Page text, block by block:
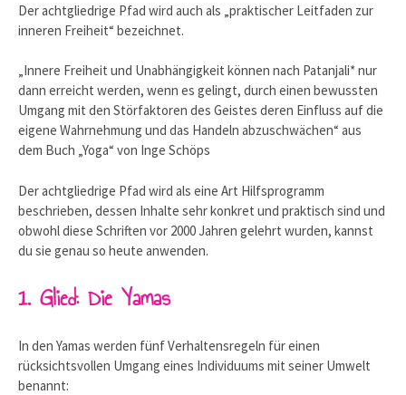
Der achtgliedrige Pfad wird auch als „praktischer Leitfaden zur
inneren Freiheit“ bezeichnet.
„Innere Freiheit und Unabhängigkeit können nach Patanjali* nur
dann erreicht werden, wenn es gelingt, durch einen bewussten
Umgang mit den Störfaktoren des Geistes deren Einfluss auf die
eigene Wahrnehmung und das Handeln abzuschwächen“ aus
dem Buch „Yoga“ von Inge Schöps
Der achtgliedrige Pfad wird als eine Art Hilfsprogramm
beschrieben, dessen Inhalte sehr konkret und praktisch sind und
obwohl diese Schriften vor 2000 Jahren gelehrt wurden, kannst
du sie genau so heute anwenden.
1. Glied: Die Yamas
In den Yamas werden fünf Verhaltensregeln für einen
rücksichtsvollen Umgang eines Individuums mit seiner Umwelt
benannt: